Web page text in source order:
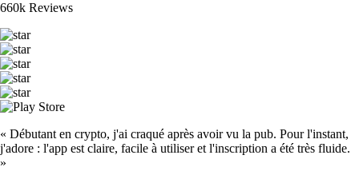
660k Reviews
« Débutant en crypto, j'ai craqué après avoir vu la pub. Pour l'instant,
j'adore : l'app est claire, facile à utiliser et l'inscription a été très fluide.
»